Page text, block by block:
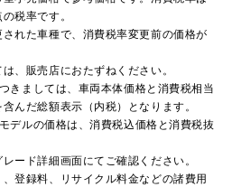
税率です。
れた車種で、消費税率変更前の価格が
、販売店におたずねください。
きましては、車両本体価格と消費税相当
んだ総額表示（内税）となります。
デルの価格は、消費税込価格と消費税抜
ード詳細画面にてご確認ください。
登録料、リサイクル料金などの諸費用